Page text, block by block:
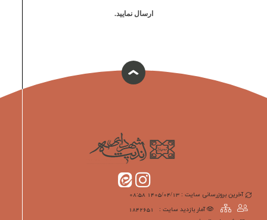
ارسال نمایید.
آخرین بروزرسانی سایت : 1405/04/13 08:58
آمار بازدید سایت :
1842651